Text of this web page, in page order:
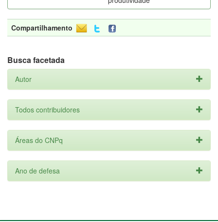
Compartilhamento
Busca facetada
Autor
Todos contribuidores
Áreas do CNPq
Ano de defesa